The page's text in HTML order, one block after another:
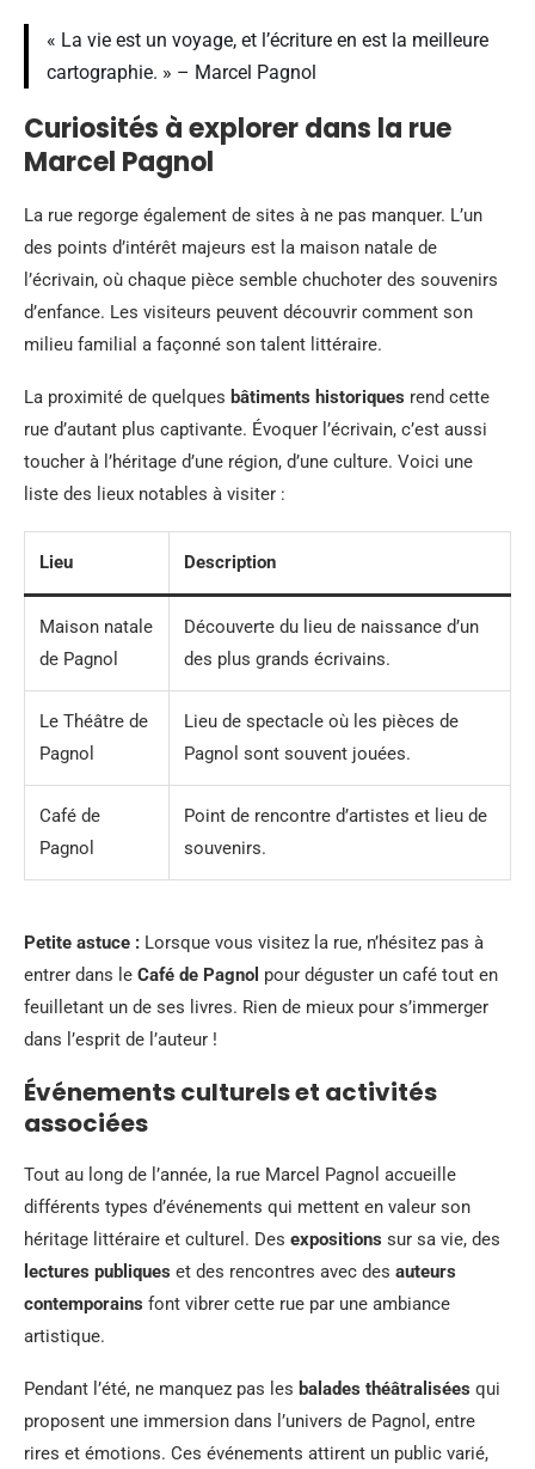
« La vie est un voyage, et l’écriture en est la meilleure
cartographie. » – Marcel Pagnol
Curiosités à explorer dans la rue
Marcel Pagnol
La rue regorge également de sites à ne pas manquer. L’un
des points d’intérêt majeurs est la maison natale de
l’écrivain, où chaque pièce semble chuchoter des souvenirs
d’enfance. Les visiteurs peuvent découvrir comment son
milieu familial a façonné son talent littéraire.
La proximité de quelques bâtiments historiques rend cette
rue d’autant plus captivante. Évoquer l’écrivain, c’est aussi
toucher à l’héritage d’une région, d’une culture. Voici une
liste des lieux notables à visiter :
Lieu Description
Maison natale
de Pagnol
Découverte du lieu de naissance d’un
des plus grands écrivains.
Le Théâtre de
Pagnol
Lieu de spectacle où les pièces de
Pagnol sont souvent jouées.
Café de
Pagnol
Point de rencontre d’artistes et lieu de
souvenirs.
Petite astuce : Lorsque vous visitez la rue, n’hésitez pas à
entrer dans le Café de Pagnol pour déguster un café tout en
feuilletant un de ses livres. Rien de mieux pour s’immerger
dans l’esprit de l’auteur !
Événements culturels et activités
associées
Tout au long de l’année, la rue Marcel Pagnol accueille
différents types d’événements qui mettent en valeur son
héritage littéraire et culturel. Des expositions sur sa vie, des
lectures publiques et des rencontres avec des auteurs
contemporains font vibrer cette rue par une ambiance
artistique.
Pendant l’été, ne manquez pas les balades théâtralisées qui
proposent une immersion dans l’univers de Pagnol, entre
rires et émotions. Ces événements attirent un public varié,